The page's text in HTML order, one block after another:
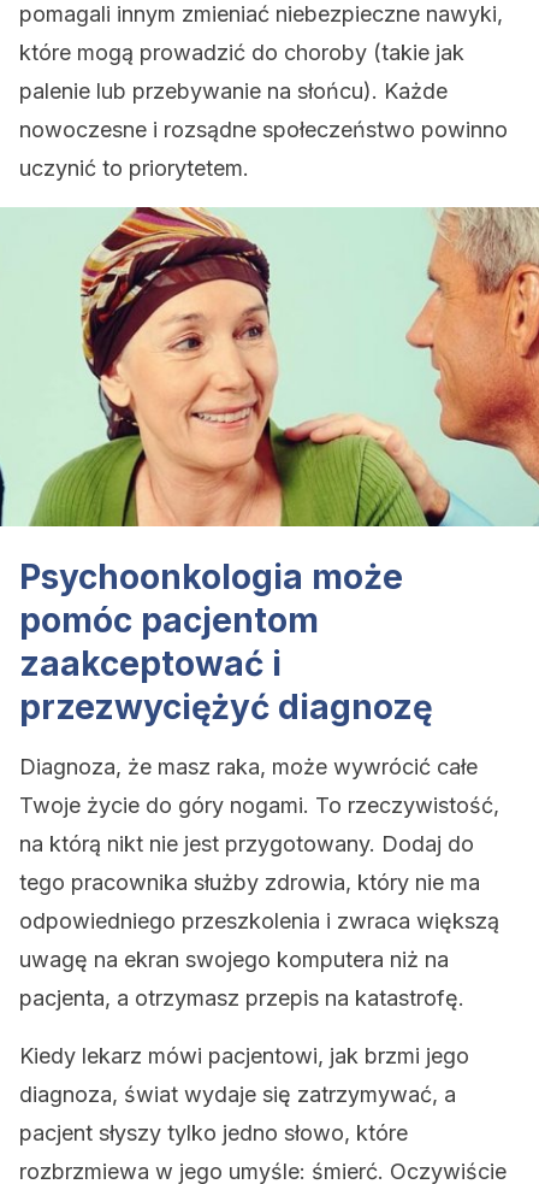
pomagali innym zmieniać niebezpieczne nawyki,
które mogą prowadzić do choroby (takie jak
palenie lub przebywanie na słońcu). Każde
nowoczesne i rozsądne społeczeństwo powinno
uczynić to priorytetem.
Psychoonkologia może
pomóc pacjentom
zaakceptować i
przezwyciężyć diagnozę
Diagnoza, że masz raka, może wywrócić całe
Twoje życie do góry nogami. To rzeczywistość,
na którą nikt nie jest przygotowany. Dodaj do
tego pracownika służby zdrowia, który nie ma
odpowiedniego przeszkolenia i zwraca większą
uwagę na ekran swojego komputera niż na
pacjenta, a otrzymasz przepis na katastrofę.
Kiedy lekarz mówi pacjentowi, jak brzmi jego
diagnoza, świat wydaje się zatrzymywać, a
pacjent słyszy tylko jedno słowo, które
rozbrzmiewa w jego umyśle: śmierć. Oczywiście